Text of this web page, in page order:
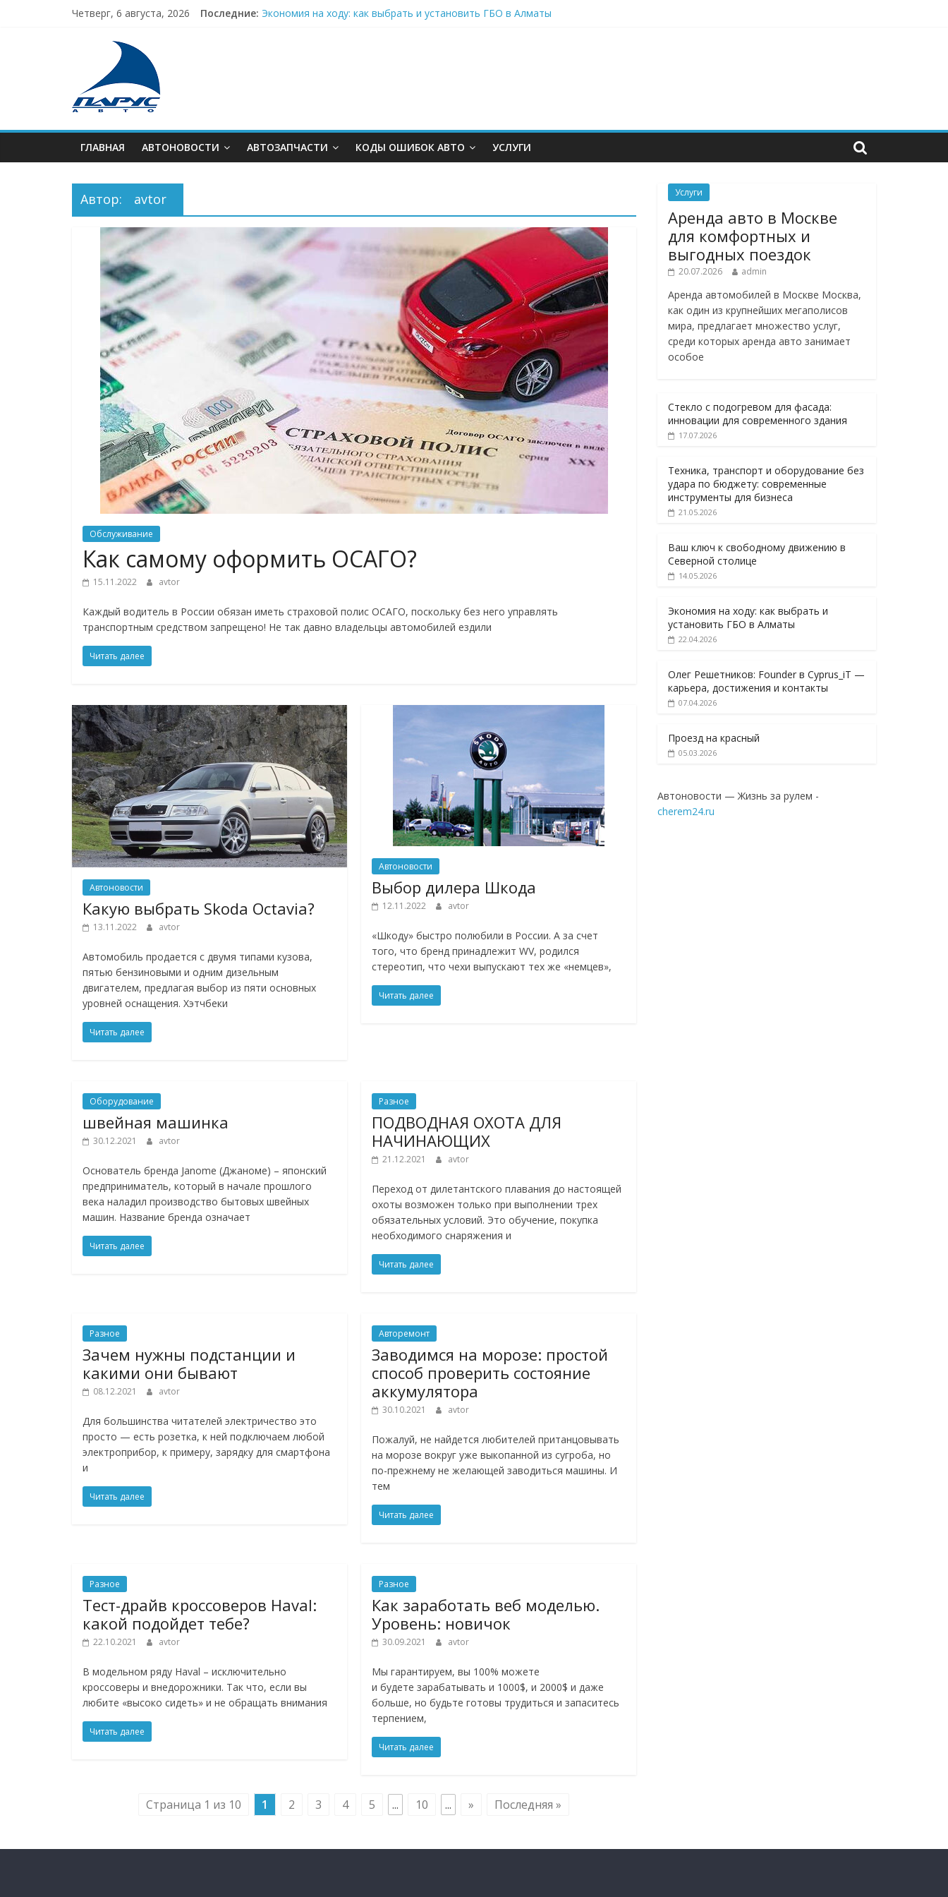
Четверг, 6 августа, 2026 Последние: Экономия на ходу: как выбрать и установить ГБО в Алматы
тренде
АВТОновинок
ГЛАВНАЯ АВТОНОВОСТИ АВТОЗАПЧАСТИ КОДЫ ОШИБОК АВТО УСЛУГИ
Автор: avtor
Обслуживание
Как самому оформить ОСАГО?
15.11.2022 avtor
Каждый водитель в России обязан иметь страховой полис ОСАГО, поскольку без него управлять
транспортным средством запрещено! Не так давно владельцы автомобилей ездили
Читать далее
Автоновости
Какую выбрать Skoda Octavia?
13.11.2022 avtor
Автомобиль продается с двумя типами кузова,
пятью бензиновыми и одним дизельным
двигателем, предлагая выбор из пяти основных
уровней оснащения. Хэтчбеки
Читать далее
Автоновости
Выбор дилера Шкода
12.11.2022 avtor
«Шкоду» быстро полюбили в России. А за счет
того, что бренд принадлежит WV, родился
стереотип, что чехи выпускают тех же «немцев»,
Читать далее
Оборудование
швейная машинка
30.12.2021 avtor
Основатель бренда Janome (Джаноме) – японский
предприниматель, который в начале прошлого
века наладил производство бытовых швейных
машин. Название бренда означает
Читать далее
Разное
ПОДВОДНАЯ ОХОТА ДЛЯ
НАЧИНАЮЩИХ
21.12.2021 avtor
Переход от дилетантского плавания до настоящей
охоты возможен только при выполнении трех
обязательных условий. Это обучение, покупка
необходимого снаряжения и
Читать далее
Разное
Зачем нужны подстанции и
какими они бывают
08.12.2021 avtor
Для большинства читателей электричество это
просто — есть розетка, к ней подключаем любой
электроприбор, к примеру, зарядку для смартфона
и
Читать далее
Авторемонт
Заводимся на морозе: простой
способ проверить состояние
аккумулятора
30.10.2021 avtor
Пожалуй, не найдется любителей пританцовывать
на морозе вокруг уже выкопанной из сугроба, но
по-прежнему не желающей заводиться машины. И
тем
Читать далее
Разное
Тест-драйв кроссоверов Haval:
какой подойдет тебе?
22.10.2021 avtor
В модельном ряду Haval – исключительно
кроссоверы и внедорожники. Так что, если вы
любите «высоко сидеть» и не обращать внимания
Читать далее
Разное
Как заработать веб моделью.
Уровень: новичок
30.09.2021 avtor
Мы гарантируем, вы 100% можете
и будете зарабатывать и 1000$, и 2000$ и даже
больше, но будьте готовы трудиться и запаситесь
терпением,
Читать далее
Страница 1 из 10 1 2 3 4 5 ... 10 ... » Последняя »
Услуги
Аренда авто в Москве
для комфортных и
выгодных поездок
20.07.2026 admin
Аренда автомобилей в Москве Москва,
как один из крупнейших мегаполисов
мира, предлагает множество услуг,
среди которых аренда авто занимает
особое
Стекло с подогревом для фасада:
инновации для современного здания
17.07.2026
Техника, транспорт и оборудование без
удара по бюджету: современные
инструменты для бизнеса
21.05.2026
Ваш ключ к свободному движению в
Северной столице
14.05.2026
Экономия на ходу: как выбрать и
установить ГБО в Алматы
22.04.2026
Олег Решетников: Founder в Cyprus_iT —
карьера, достижения и контакты
07.04.2026
Проезд на красный
05.03.2026
Автоновости — Жизнь за рулем -
cherem24.ru